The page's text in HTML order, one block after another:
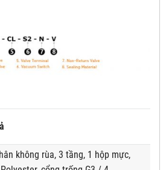
không rùa, 3 tầng, 1 hộp mực,